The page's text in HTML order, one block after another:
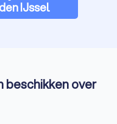
den IJssel het beste
IJssel
beschikken over